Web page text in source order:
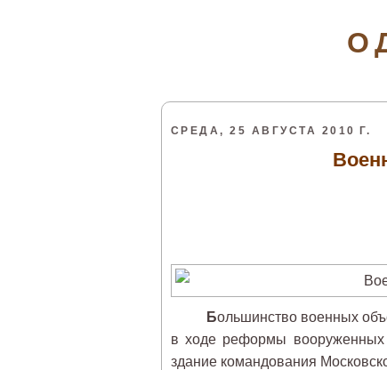
СРЕДА, 25 АВГУСТА 2010 Г.
Большинство военных
в ходе реформы вооруженных
здание командования